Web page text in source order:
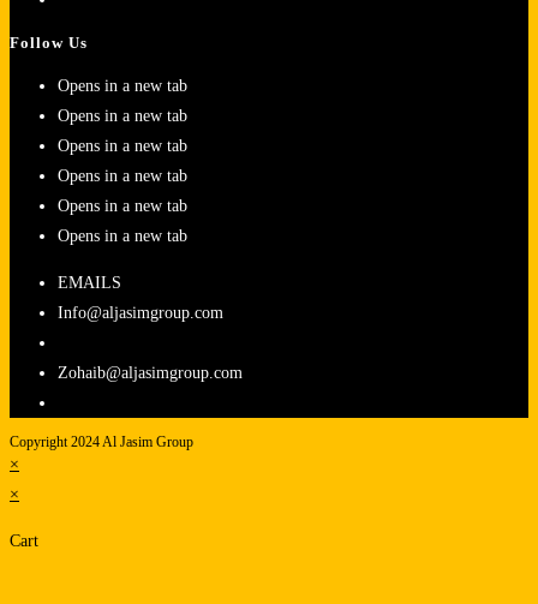
Follow Us
Opens in a new tab
Opens in a new tab
Opens in a new tab
Opens in a new tab
Opens in a new tab
Opens in a new tab
EMAILS
Info@aljasimgroup.com
Zohaib@aljasimgroup.com
Copyright 2024 Al Jasim Group
×
×
Cart